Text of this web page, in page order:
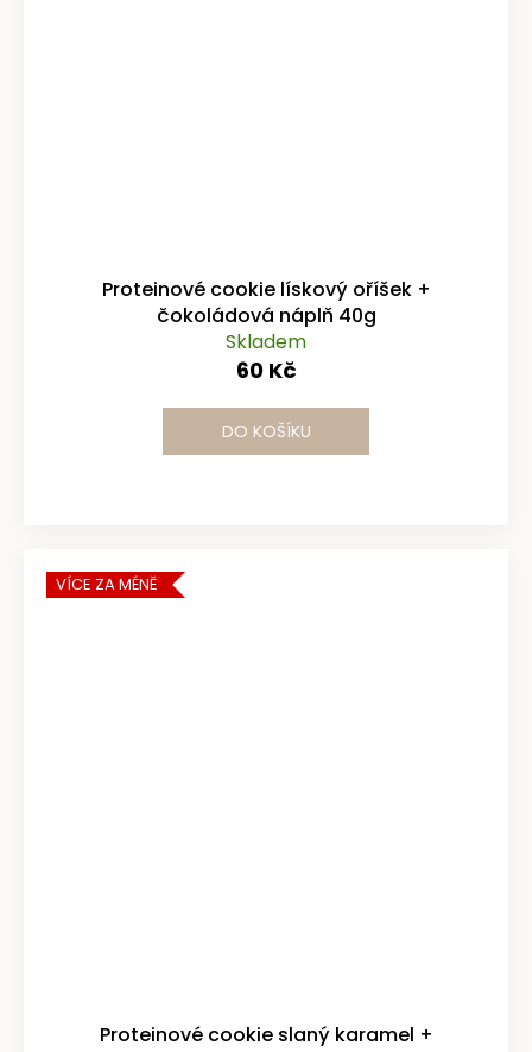
Proteinové cookie lískový oříšek +
čokoládová náplň 40g
Skladem
60 Kč
DO KOŠÍKU
VÍCE ZA MÉNĚ
Proteinové cookie slaný karamel +